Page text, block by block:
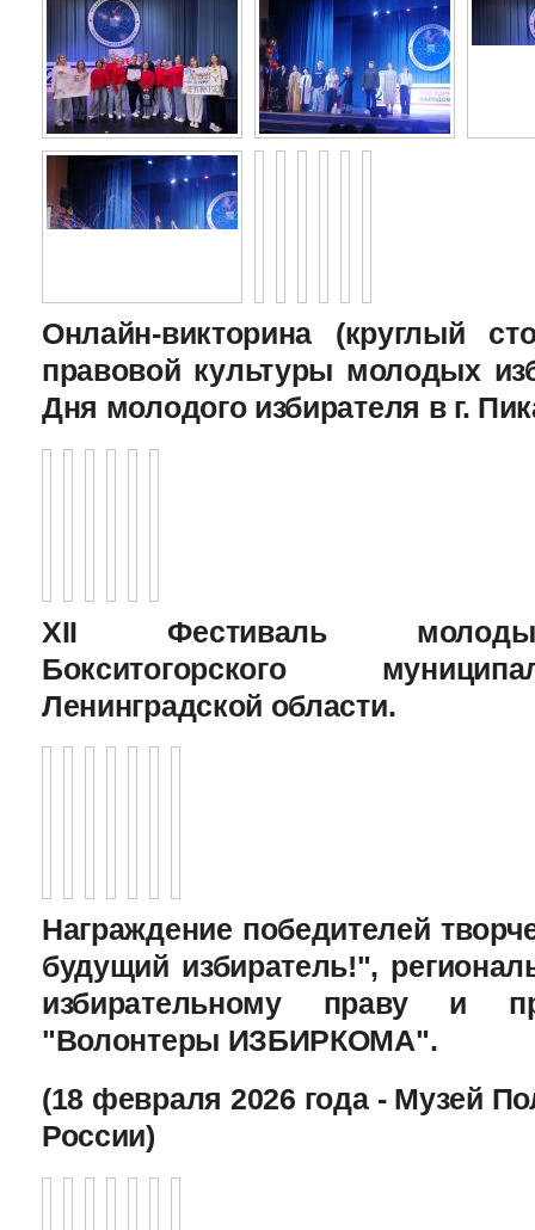
Онлайн-викторина (круглый
правовой культуры молодых
Дня молодого избирателя в г.
XII Фестиваль
Бокситогорского
Ленинградской области.
Награждение победителей
будущий избиратель!",
избирательному праву и
"Волонтеры ИЗБИРКОМА".
(18 февраля 2026 года - Музей
России)